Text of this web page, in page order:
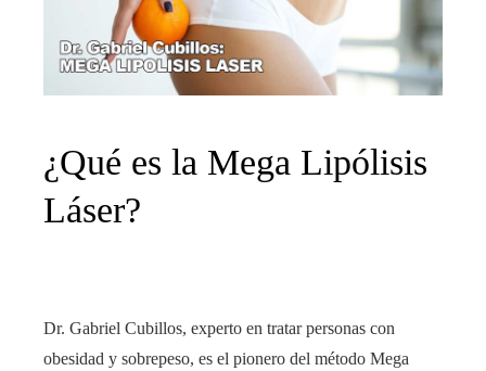
¿Qué es la Mega Lipólisis
Láser?
Dr. Gabriel Cubillos, experto en tratar personas con
obesidad y sobrepeso, es el pionero del método Mega